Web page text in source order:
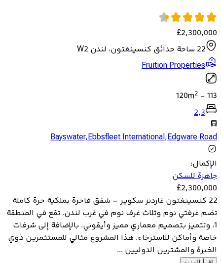
£2,300,000
22 ساحة حدائق كنسينغتون، لندن W2
Fruition Properties
113
-
120m2
2,3
Bayswater,Ebbsfleet International,Edgware Road
الإكمال:
جاهزة للسكن
£2,300,000
22 كنسينغتون غاردنز سكوير – شقق فاخرة بملكية حرة كاملة
تضم غرفتي نوم وثلاث غرف نوم في غرب لندن. تقع في المنطقة
1، وتتميز بتصميم معماري مميز وأيقوني، بالإضافة إلى شرفات
خاصة وأماكن للاسترخاء. هذا المشروع مثالي للمستثمرين ذوي
الخبرة والمشترين الدوليين ...